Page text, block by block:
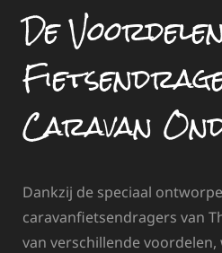
De
Caravan
Dankzij de speciaal
caravanfietsendragers van
van verschillende